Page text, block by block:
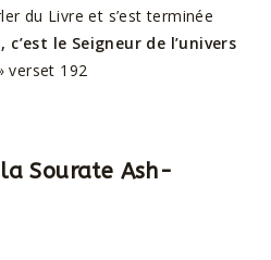
du Livre et s’est terminée
c’est le Seigneur de l’univers
verset 192
Sourate Ash-